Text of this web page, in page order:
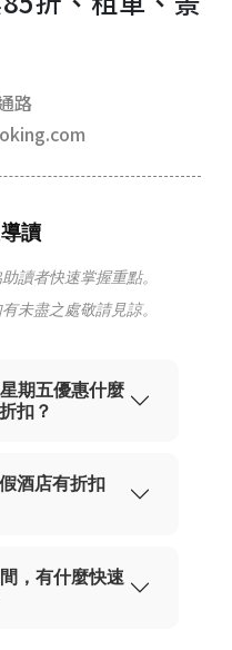
路
讀
讀者快速掌握重點。
未盡之處敬請見諒。
期五優惠什麼
扣？
酒店有折扣
，有什麼快速